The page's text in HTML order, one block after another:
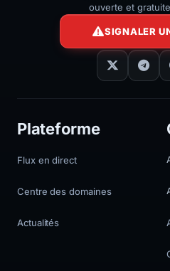
ouverte et
SIGNALER
Plateforme
Flux en direct
Centre des domaines
Actualités